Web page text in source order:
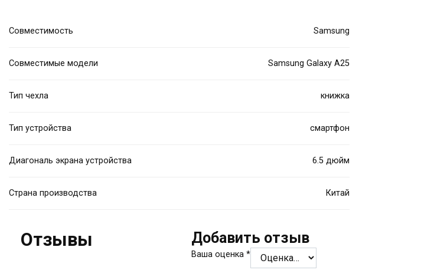
Совместимость Samsung
Совместимые модели Samsung Galaxy A25
Тип чехла книжка
Тип устройства смартфон
Диагональ экрана устройства 6.5 дюйм
Страна производства Китай
Отзывы Добавить отзыв
Ваша оценка*